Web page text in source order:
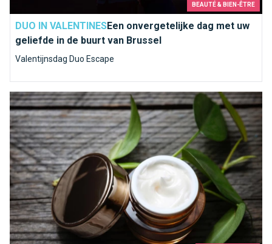
BEAUTÉ & BIEN-ÊTRE
DUO IN VALENTINESEen onvergetelijke dag met uw
geliefde in de buurt van Brussel
Valentijnsdag Duo Escape
Schoonheid met een vleugje bio